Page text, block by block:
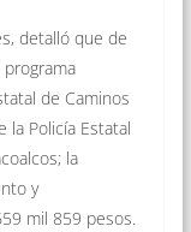
detalló que de
de Caminos
la Policía Estatal
la
y
mil 859 pesos.